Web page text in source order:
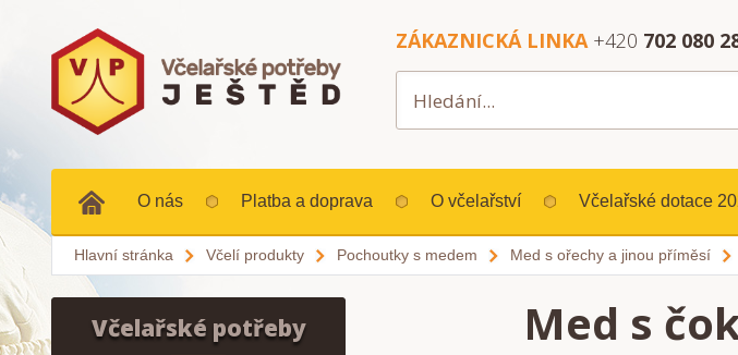
ZÁKAZNICKÁ LINKA +420 702 080
O nás Platba a doprava O včelařství Včelařské dotace
Hlavní stránka Včelí produkty Pochoutky s medem Med s ořechy a jinou příměsí
Med s
Včelařské potřeby